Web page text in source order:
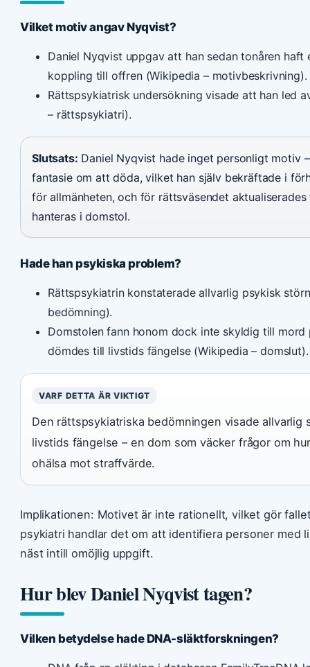
Vilket motiv angav Nyqvist?
Daniel Nyqvist uppgav att han sedan tonåren haft
koppling till offren (Wikipedia – motivbeskrivning).
Rättspsykiatrisk undersökning visade att han led
– rättspsykiatri).
Slutsats: Daniel Nyqvist hade inget personligt motiv
fantasie om att döda, vilket han själv bekräftade i
för allmänheten, och för rättsväsendet
hanteras i domstol.
Hade han psykiska problem?
Rättspsykiatrin konstaterade allvarlig psykisk
bedömning).
Domstolen fann honom dock inte skyldig till
dömdes till livstids fängelse (Wikipedia – domslut).
VARF DETTA ÄR VIKTIGT
Den rättspsykiatriska bedömningen visade
livstids fängelse – en dom som väcker frågor om
ohälsa mot straffvärde.
Implikationen: Motivet är inte rationellt, vilket gör
psykiatri handlar det om att identifiera personer med
näst intill omöjlig uppgift.
Hur blev Daniel Nyqvist tagen?
Vilken betydelse hade DNA-släktforskningen?